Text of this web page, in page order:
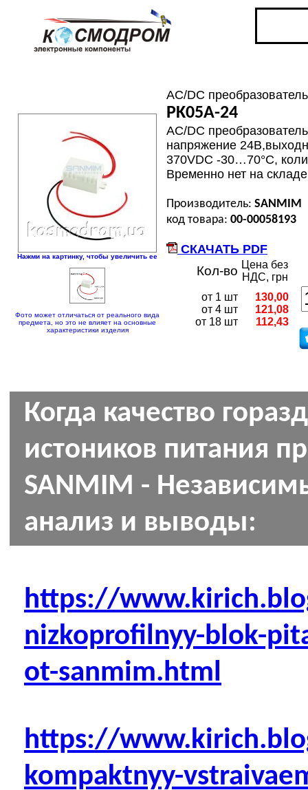
Нажми на картинку, чтобы увеличить ее
Фото может отличаться от реального вида
предмета, но это не влияет на основные
характеристики изделия
AC/DC
PK05A-24
AC/DC
напряжение
370VDC -30…70°C,
Временно нет на
Производитель: SANMIM
код товара: 00-00058193
СКАЧАТЬ PDF
Кол-во Цена без
НДС, грн
от 1 шт
от 4 шт
от 18 шт
130,00
121,08
112,43
Когда качество
истоников питания
SANMIM -
анализ и выводы:
https://
nizkoprofilnyy-blok-
ot-sanmim.html
https://
kompaktnyy-